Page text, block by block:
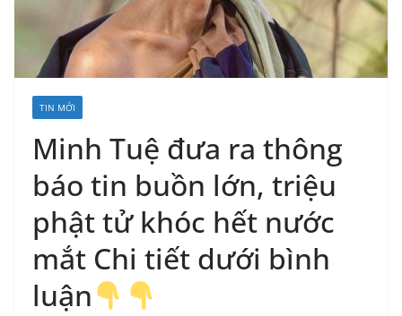
TIN MỚI
Minh Tuệ đưa ra thông
báo tin buồn lớn, triệu
phật tử khóc hết nước
mắt Chi tiết dưới bình
luận